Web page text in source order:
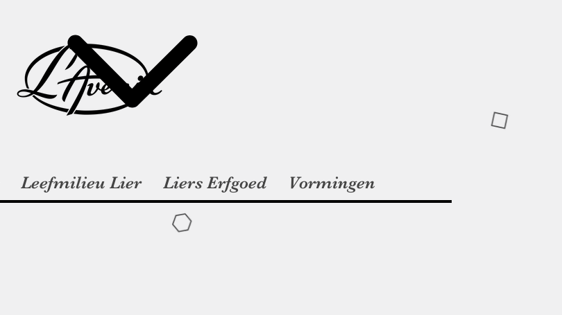
Leefmilieu Lier Liers Erfgoed Vormingen